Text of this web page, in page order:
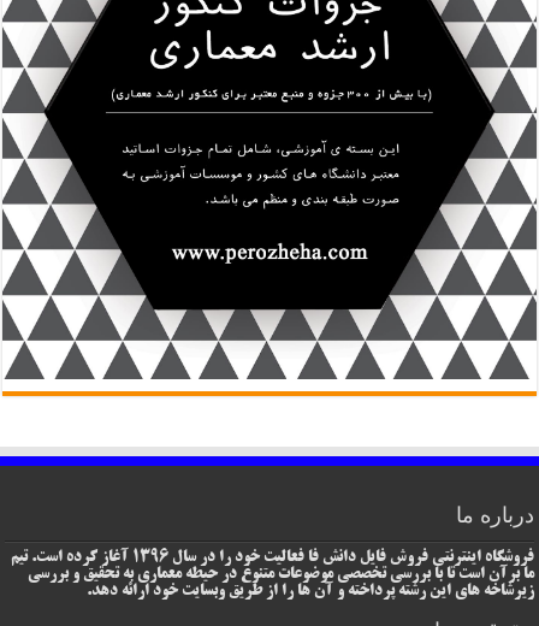
درباره ما
فروشگاه اینترنتی فروش فایل دانش فا فعالیت خود را در سال 1396 آغاز کرده است. تیم
ما برآن است تا با بررسی تخصصی موضوعات متنوع در حیطه معماری به تحقیق و بررسی
زیرشاخه های این رشته پرداخته و آن ها را از طریق وبسایت خود ارائه دهد.